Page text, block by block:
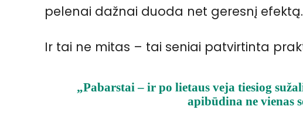
pelenai dažnai duoda net geresnį efektą.
Ir tai ne mitas – tai seniai patvirtinta
„Pabarstai – ir po lietaus veja tiesiog
apibūdina ne vienas